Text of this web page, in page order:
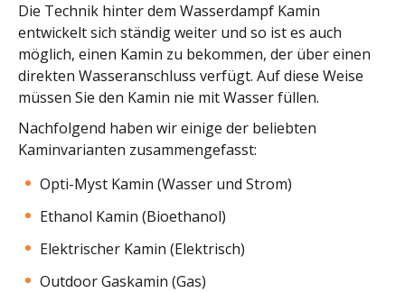
Die Technik hinter dem Wasserdampf Kamin
entwickelt sich ständig weiter und so ist es auch
möglich, einen Kamin zu bekommen, der über einen
direkten Wasseranschluss verfügt. Auf diese Weise
müssen Sie den Kamin nie mit Wasser füllen.
Nachfolgend haben wir einige der beliebten
Kaminvarianten zusammengefasst:
Opti-Myst Kamin (Wasser und Strom)
Ethanol Kamin (Bioethanol)
Elektrischer Kamin (Elektrisch)
Outdoor Gaskamin (Gas)